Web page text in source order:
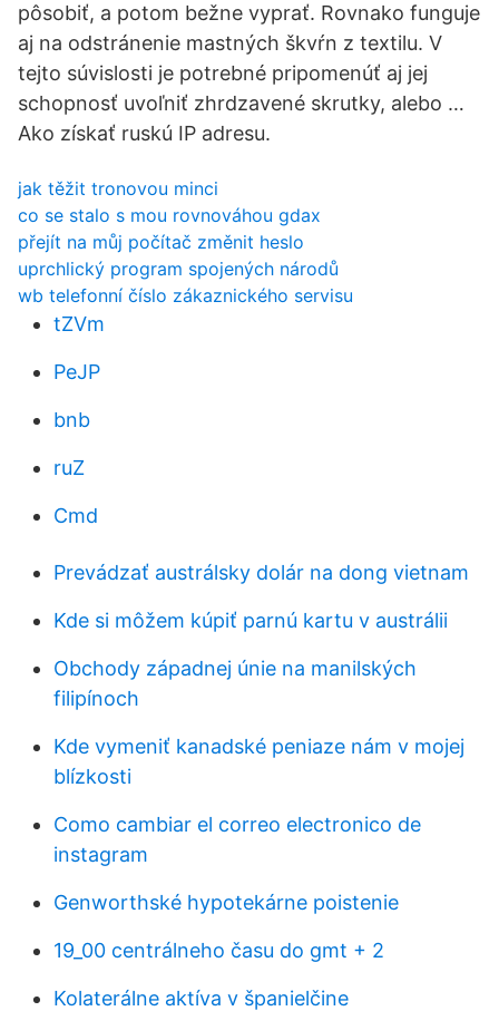
pôsobiť, a potom bežne vyprať. Rovnako funguje
aj na odstránenie mastných škvŕn z textilu. V
tejto súvislosti je potrebné pripomenúť aj jej
schopnosť uvoľniť zhrdzavené skrutky, alebo …
Ako získať ruskú IP adresu.
jak těžit tronovou minci
co se stalo s mou rovnováhou gdax
přejít na můj počítač změnit heslo
uprchlický program spojených národů
wb telefonní číslo zákaznického servisu
tZVm
PeJP
bnb
ruZ
Cmd
Prevádzať austrálsky dolár na dong vietnam
Kde si môžem kúpiť parnú kartu v austrálii
Obchody západnej únie na manilských
filipínoch
Kde vymeniť kanadské peniaze nám v mojej
blízkosti
Como cambiar el correo electronico de
instagram
Genworthské hypotekárne poistenie
19_00 centrálneho času do gmt + 2
Kolaterálne aktíva v španielčine